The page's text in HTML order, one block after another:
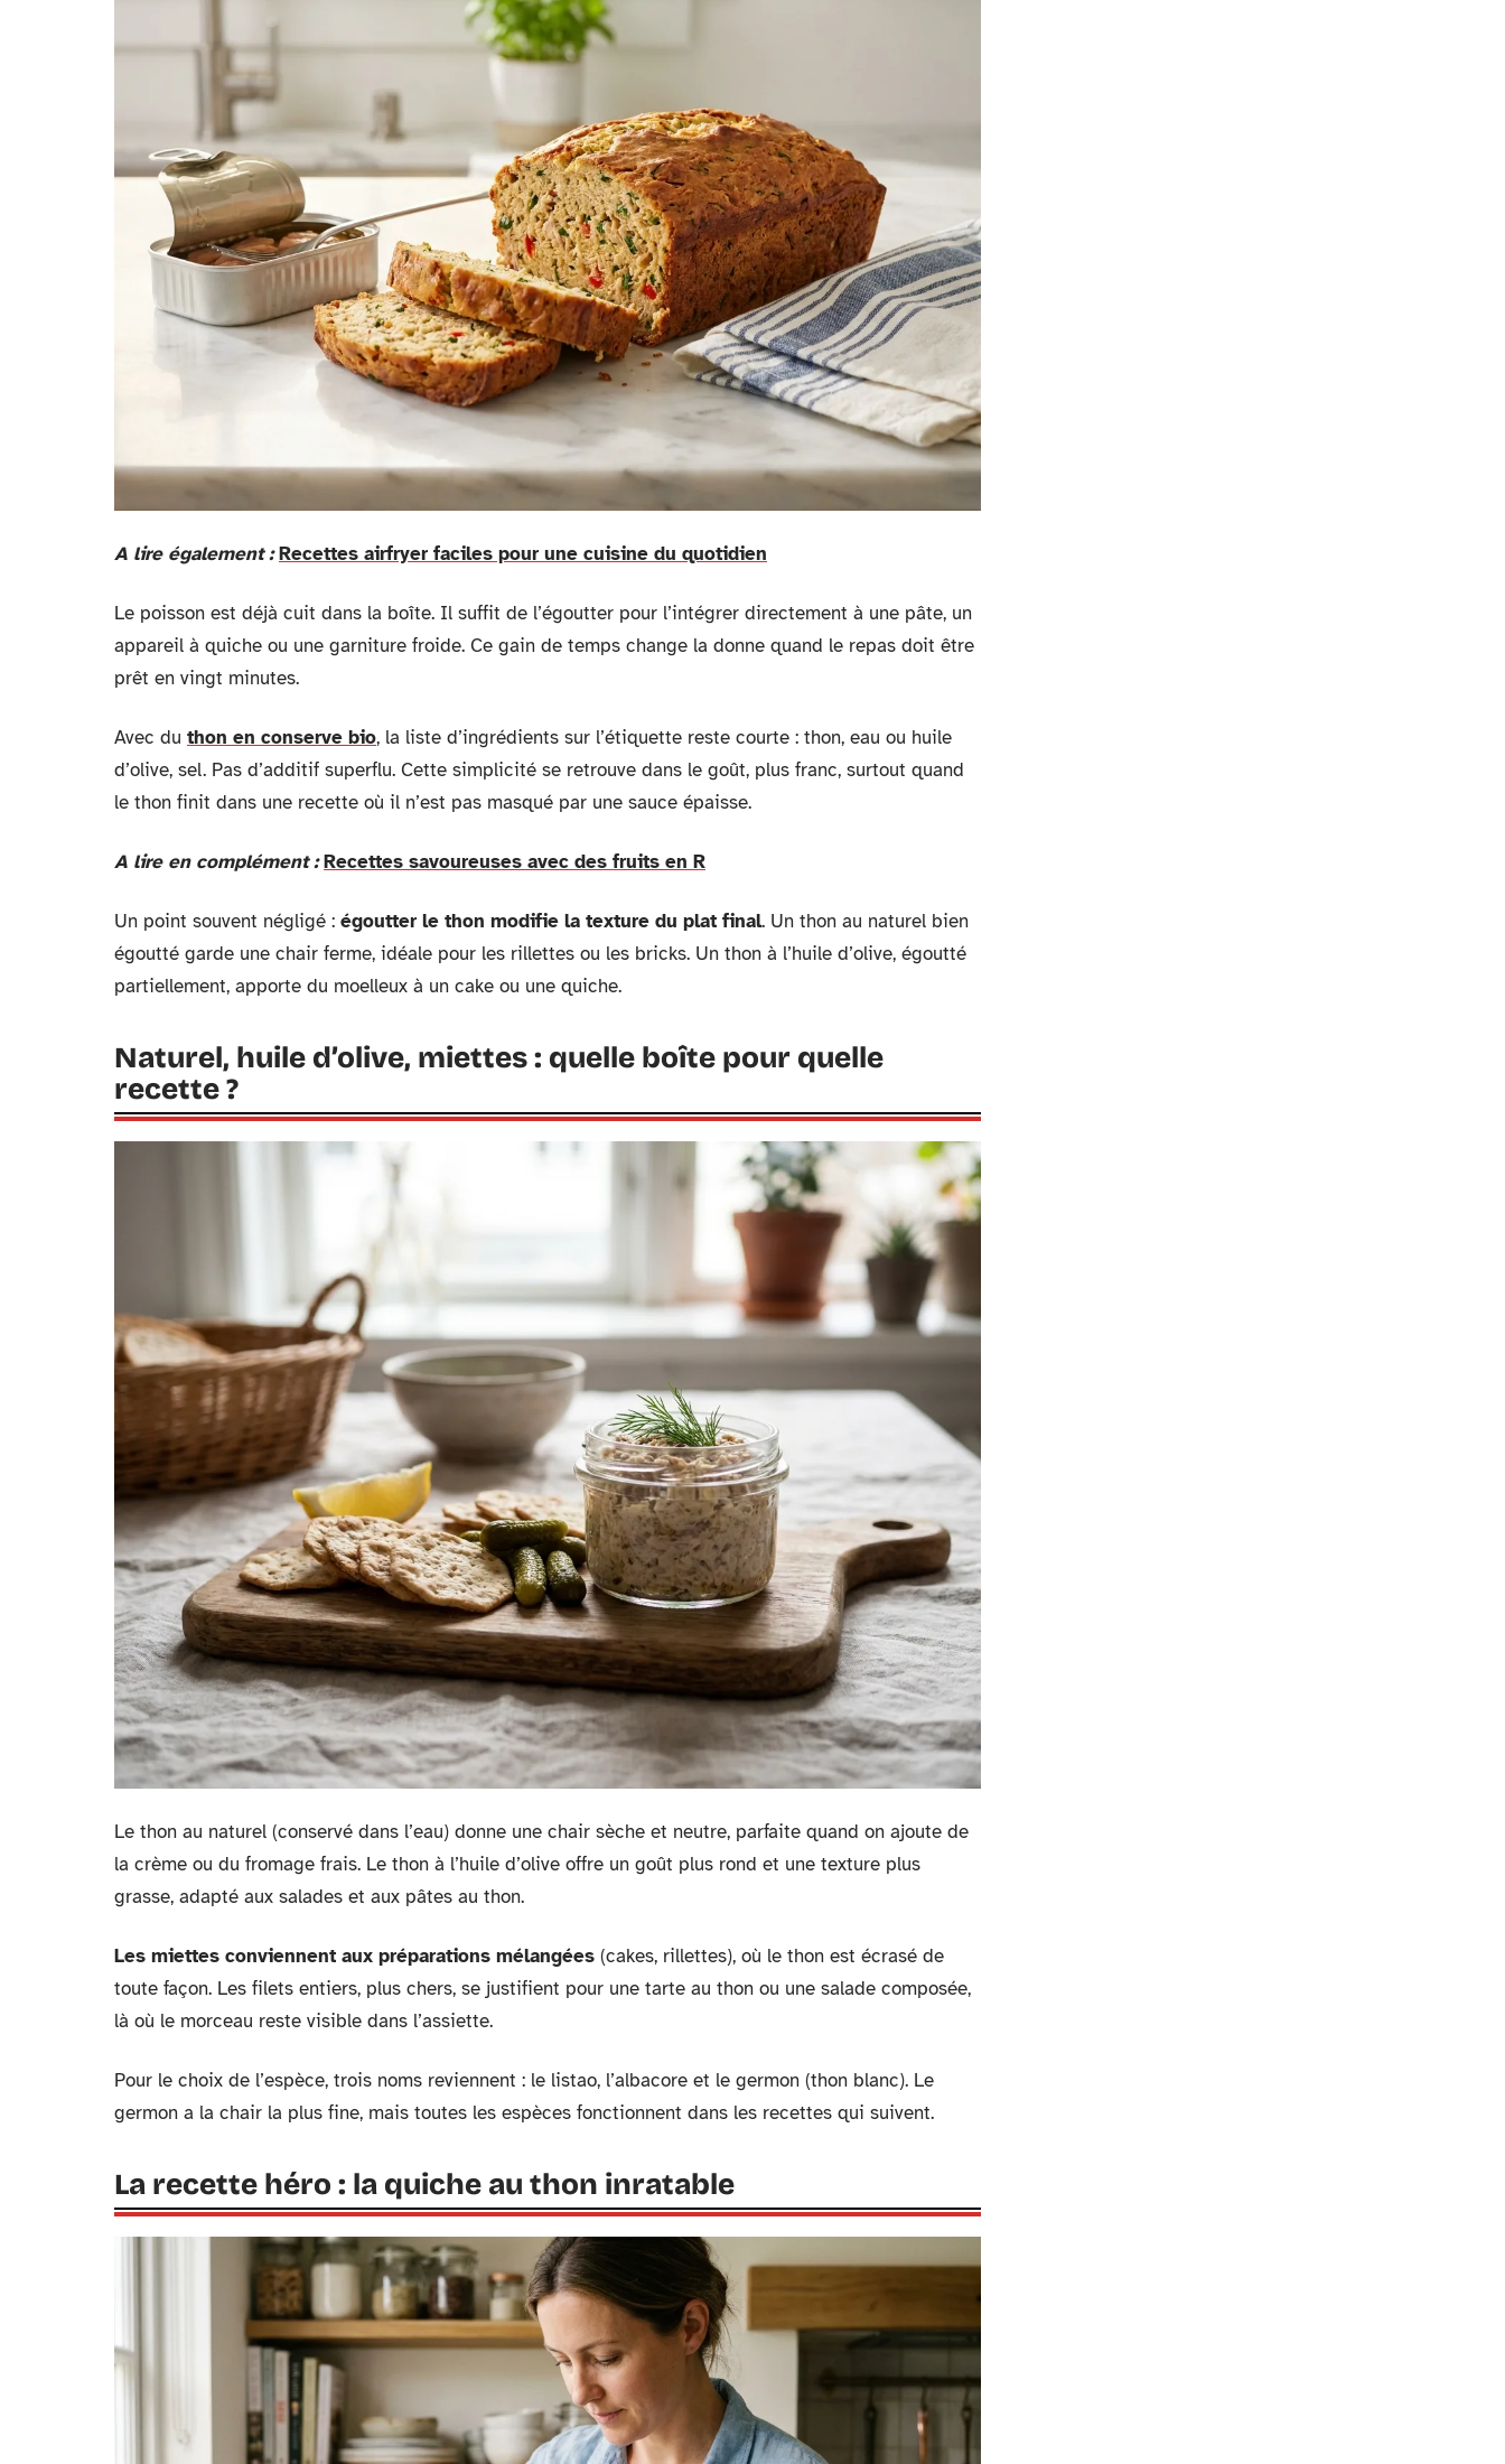
A lire également : Recettes airfryer faciles pour une cuisine du quotidien
Le poisson est déjà cuit dans la boîte. Il suffit de l’égoutter pour l’intégrer directement à une pâte, un
appareil à quiche ou une garniture froide. Ce gain de temps change la donne quand le repas doit être
prêt en vingt minutes.
Avec du thon en conserve bio, la liste d’ingrédients sur l’étiquette reste courte : thon, eau ou huile
d’olive, sel. Pas d’additif superflu. Cette simplicité se retrouve dans le goût, plus franc, surtout quand
le thon finit dans une recette où il n’est pas masqué par une sauce épaisse.
A lire en complément : Recettes savoureuses avec des fruits en R
Un point souvent négligé : égoutter le thon modifie la texture du plat final. Un thon au naturel bien
égoutté garde une chair ferme, idéale pour les rillettes ou les bricks. Un thon à l’huile d’olive, égoutté
partiellement, apporte du moelleux à un cake ou une quiche.
Naturel, huile d’olive, miettes : quelle boîte pour quelle
recette ?
Le thon au naturel (conservé dans l’eau) donne une chair sèche et neutre, parfaite quand on ajoute de
la crème ou du fromage frais. Le thon à l’huile d’olive offre un goût plus rond et une texture plus
grasse, adapté aux salades et aux pâtes au thon.
Les miettes conviennent aux préparations mélangées (cakes, rillettes), où le thon est écrasé de
toute façon. Les filets entiers, plus chers, se justifient pour une tarte au thon ou une salade composée,
là où le morceau reste visible dans l’assiette.
Pour le choix de l’espèce, trois noms reviennent : le listao, l’albacore et le germon (thon blanc). Le
germon a la chair la plus fine, mais toutes les espèces fonctionnent dans les recettes qui suivent.
La recette héro : la quiche au thon inratable